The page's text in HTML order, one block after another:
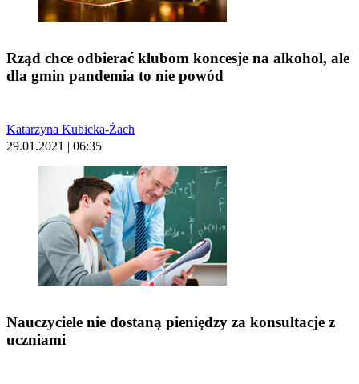
Rząd chce odbierać klubom koncesje na alkohol, ale
dla gmin pandemia to nie powód
Katarzyna Kubicka-Żach
29.01.2021 | 06:35
Nauczyciele nie dostaną pieniędzy za konsultacje z
uczniami